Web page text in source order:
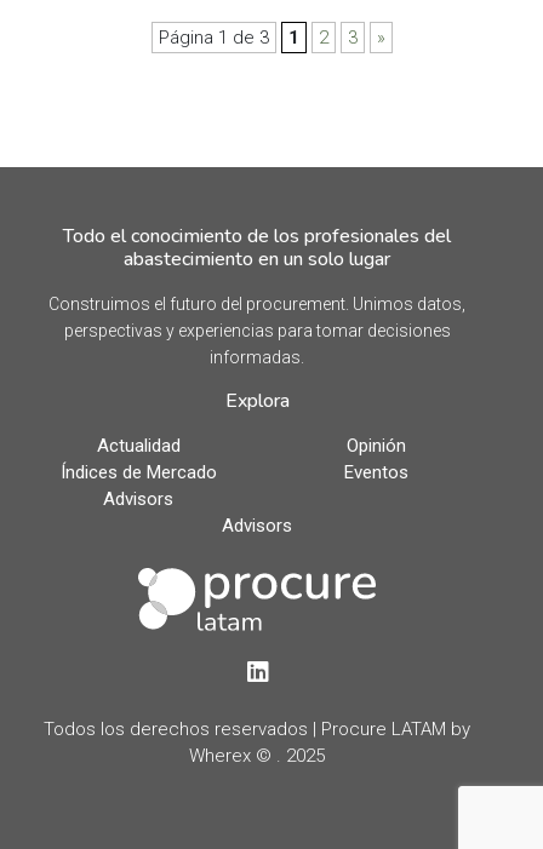
Página 1 de 3 1 2 3 »
Todo el conocimiento de los profesionales del
abastecimiento en un solo lugar
Construimos el futuro del procurement. Unimos datos,
perspectivas y experiencias para tomar decisiones
informadas.
Explora
Actualidad
Opinión
Índices de Mercado
Eventos
Advisors
Advisors
LinkedIn
Todos los derechos reservados | Procure LATAM by
Wherex © . 2025